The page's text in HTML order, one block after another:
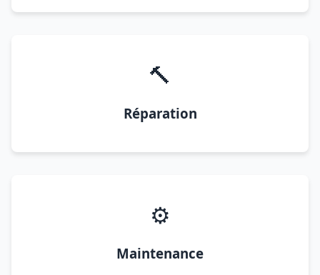
🔨
Réparation
⚙️
Maintenance